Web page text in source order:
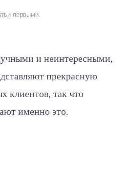
первыми.
и неинтересными,
прекрасную
клиентов, так что
именно это.